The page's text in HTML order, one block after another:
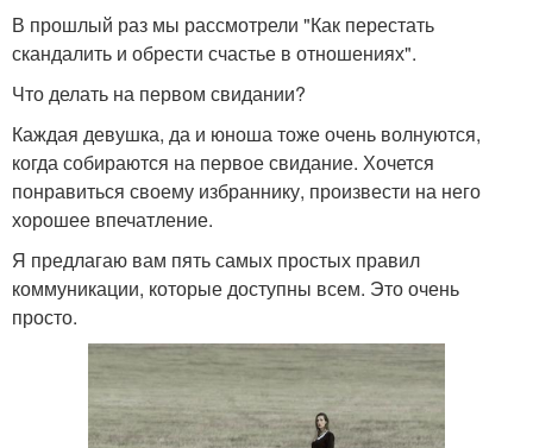
В прошлый раз мы рассмотрели "Как перестать
скандалить и обрести счастье в отношениях".
Что делать на первом свидании?
Каждая девушка, да и юноша тоже очень волнуются,
когда собираются на первое свидание. Хочется
понравиться своему избраннику, произвести на него
хорошее впечатление.
Я предлагаю вам пять самых простых правил
коммуникации, которые доступны всем. Это очень
просто.